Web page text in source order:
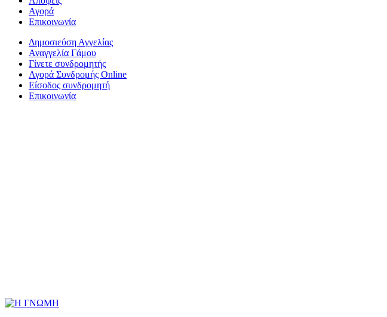
Αγορά
Επικοινωνία
Δημοσιεύση Αγγελίας
Αναγγελία Γάμου
Γίνετε συνδρομητής
Αγορά Συνδρομής Online
Είσοδος συνδρομητή
Επικοινωνία